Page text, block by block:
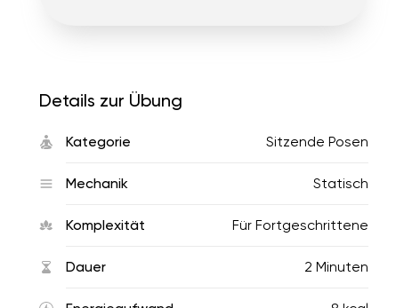
Details zur Übung
Kategorie Sitzende Posen
Mechanik Statisch
Komplexität Für Fortgeschrittene
Dauer 2 Minuten